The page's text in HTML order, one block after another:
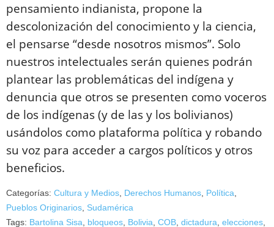
pensamiento indianista, propone la
descolonización del conocimiento y la ciencia,
el pensarse “desde nosotros mismos”. Solo
nuestros intelectuales serán quienes podrán
plantear las problemáticas del indígena y
denuncia que otros se presenten como voceros
de los indígenas (y de las y los bolivianos)
usándolos como plataforma política y robando
su voz para acceder a cargos políticos y otros
beneficios.
Categorías: Cultura y Medios Derechos Humanos Política
Pueblos Originarios Sudamérica
Tags: Bartolina Sisa bloqueos Bolivia COB dictadura elecciones